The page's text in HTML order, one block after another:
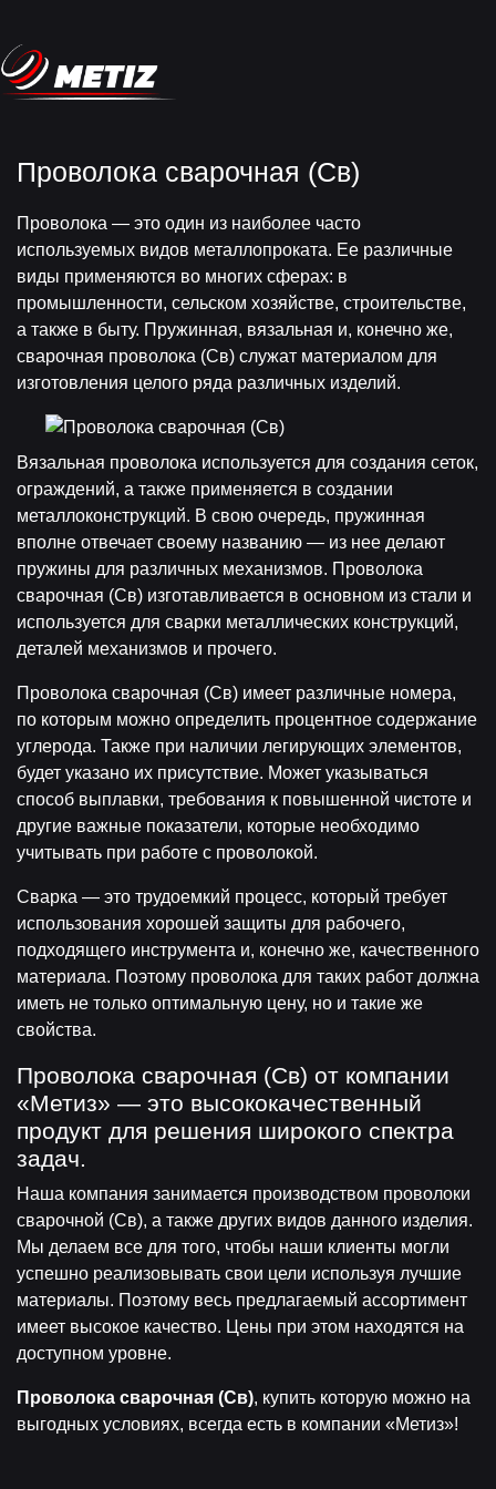
Проволока сварочная (Св)
Проволока — это один из наиболее часто
используемых видов металлопроката. Ее различные
виды применяются во многих сферах: в
промышленности, сельском хозяйстве, строительстве,
а также в быту. Пружинная, вязальная и, конечно же,
сварочная проволока (Св) служат материалом для
изготовления целого ряда различных изделий.
Вязальная проволока используется для создания сеток,
ограждений, а также применяется в создании
металлоконструкций. В свою очередь, пружинная
вполне отвечает своему названию — из нее делают
пружины для различных механизмов. Проволока
сварочная (Св) изготавливается в основном из стали и
используется для сварки металлических конструкций,
деталей механизмов и прочего.
Проволока сварочная (Св) имеет различные номера,
по которым можно определить процентное содержание
углерода. Также при наличии легирующих элементов,
будет указано их присутствие. Может указываться
способ выплавки, требования к повышенной чистоте и
другие важные показатели, которые необходимо
учитывать при работе с проволокой.
Сварка — это трудоемкий процесс, который требует
использования хорошей защиты для рабочего,
подходящего инструмента и, конечно же, качественного
материала. Поэтому проволока для таких работ должна
иметь не только оптимальную цену, но и такие же
свойства.
Проволока сварочная (Св) от компании
«Метиз» — это высококачественный
продукт для решения широкого спектра
задач.
Наша компания занимается производством проволоки
сварочной (Св), а также других видов данного изделия.
Мы делаем все для того, чтобы наши клиенты могли
успешно реализовывать свои цели используя лучшие
материалы. Поэтому весь предлагаемый ассортимент
имеет высокое качество. Цены при этом находятся на
доступном уровне.
Проволока сварочная (Св), купить которую можно на
выгодных условиях, всегда есть в компании «Метиз»!